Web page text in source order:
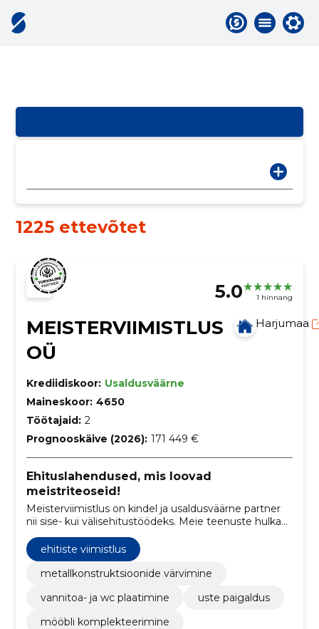
1225 ettevõtet
5.0 1 hinnang
MEISTERVIIMISTLUS
OÜ
Harjumaa
Krediidiskoor: Usaldusväärne
Maineskoor: 4650
Töötajaid: 2
Prognooskäive (2026): 171 449 €
Ehituslahendused, mis loovad
meistriteoseid!
Meisterviimistlus on kindel ja usaldusväärne partner
nii sise- kui välisehitustöödeks. Meie teenuste hulka
kuuluvad vundamendi- ja müüritööd,
siseviimistlustööd ja parketipaigaldus. Meie
professionaalne tiim tagab tipptasemel töö ja
klientide rahulolu.
ehitiste viimistlus
metallkonstruktsioonide värvimine
vannitoa- ja wc plaatimine
uste paigaldus
mööbli komplekteerimine